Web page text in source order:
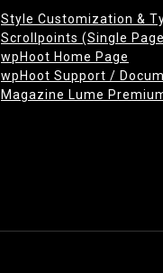
Style Customization &
Scrollpoints (Single
wpHoot Home Page
wpHoot Support /
Magazine Lume